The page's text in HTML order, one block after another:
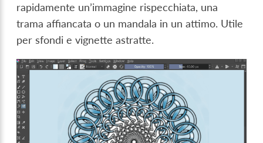
rapidamente un’immagine rispecchiata, una
trama affiancata o un mandala in un attimo. Utile
per sfondi e vignette astratte.